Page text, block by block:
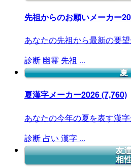
先祖からのお願いメーカー
あなたの先祖から最新の要
診断 幽霊 先祖 ...
夏
夏漢字メーカー2026(7,760)
あなたの今年の夏を表す漢
診断 占い 漢字 ...
友
相